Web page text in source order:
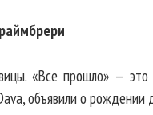
«Все прошло» —
объявили о рождении